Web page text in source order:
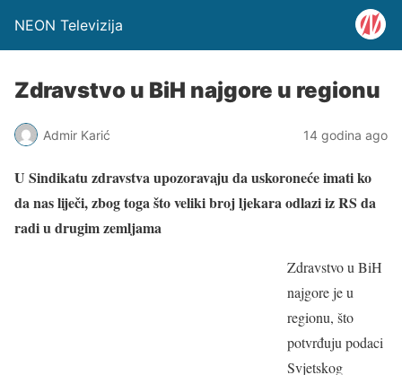
NEON Televizija
Zdravstvo u BiH najgore u regionu
Admir Karić 14 godina ago
U Sindikatu zdravstva upozoravaju da uskoroneće imati ko
da nas liječi, zbog toga što veliki broj ljekara odlazi iz RS da
radi u drugim zemljama
Zdravstvo u BiH
najgore je u
regionu, što
potvrđuju podaci
Svjetskog